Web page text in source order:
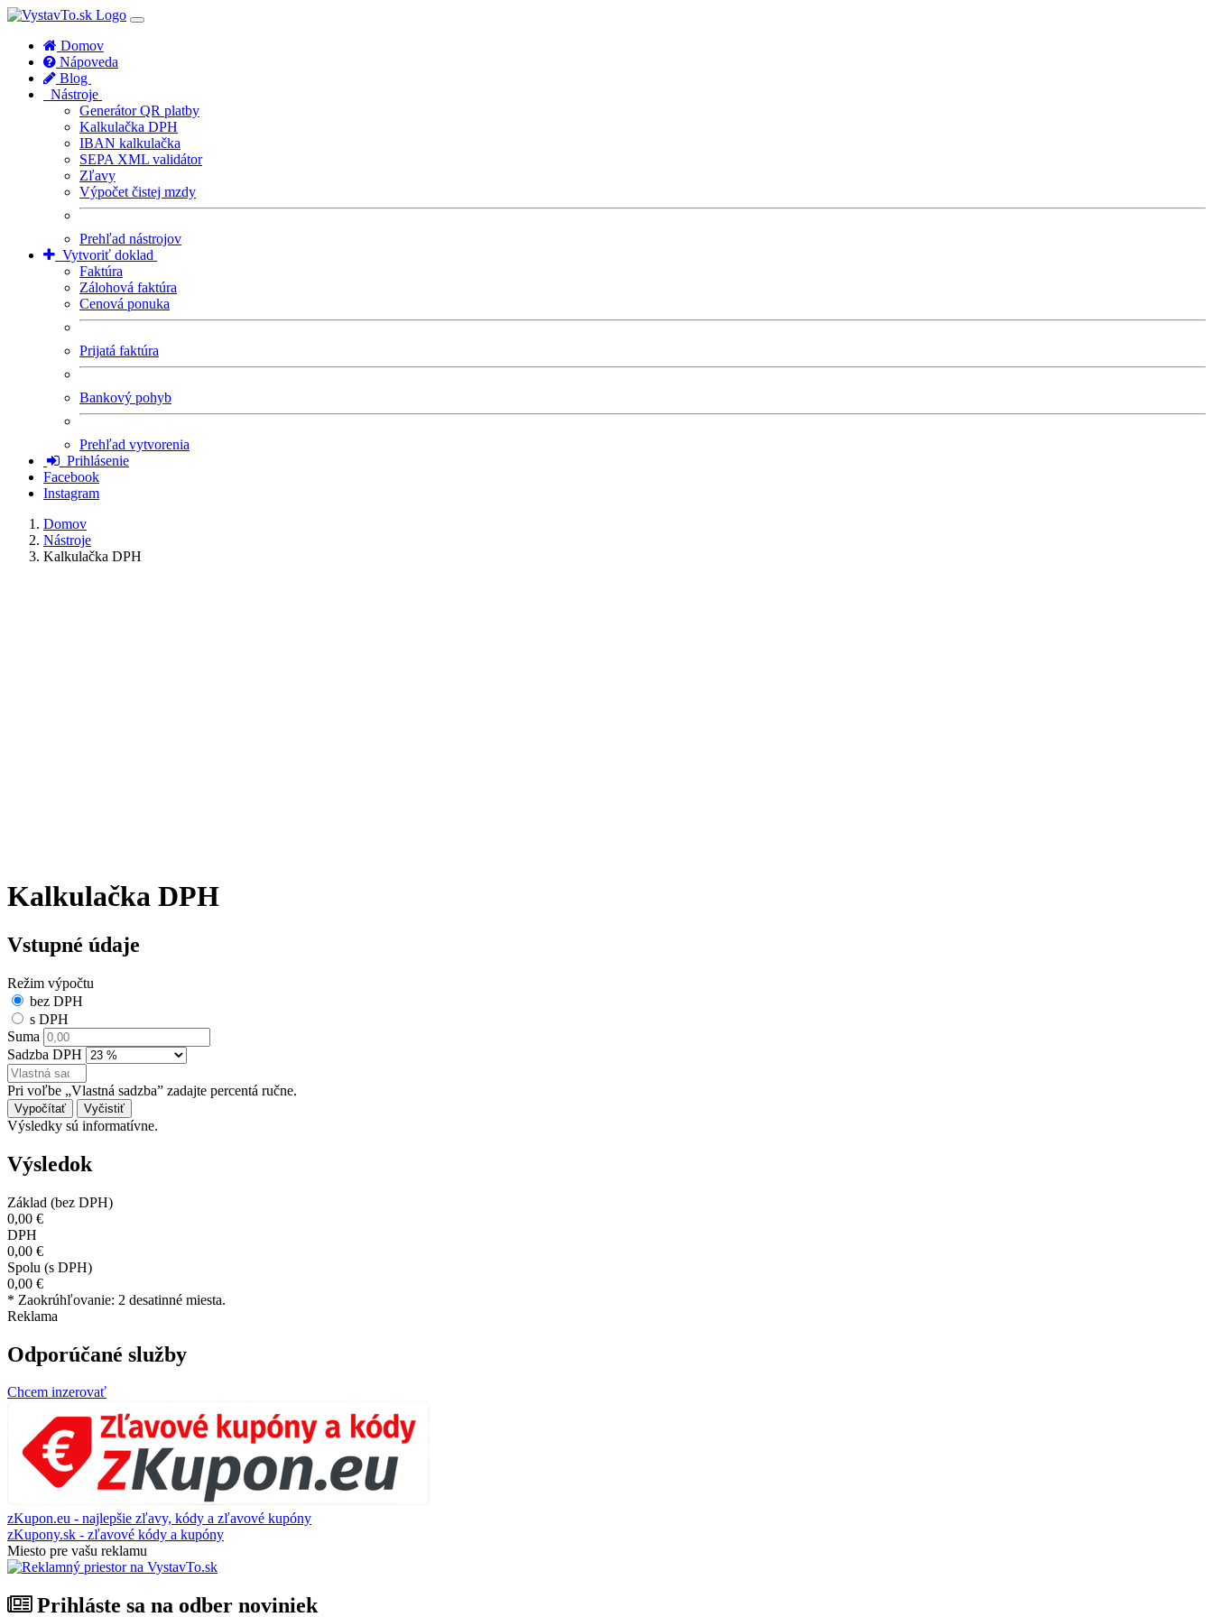
Domov
Nápoveda
Blog
Nástroje
Generátor QR platby
Kalkulačka DPH
IBAN kalkulačka
SEPA XML validátor
Zľavy
Výpočet čistej mzdy
Prehľad nástrojov
Vytvoriť doklad
Faktúra
Zálohová faktúra
Cenová ponuka
Prijatá faktúra
Bankový pohyb
Prehľad vytvorenia
Prihlásenie
Facebook
Instagram
Domov
Nástroje
Kalkulačka DPH
Kalkulačka DPH
Vstupné údaje
Režim výpočtu
bez DPH
s DPH
Suma
Sadzba DPH
Pri voľbe „Vlastná sadzba” zadajte percentá ručne.
Vypočítať Vyčistiť
Výsledky sú informatívne.
Výsledok
Základ (bez DPH)
0,00 €
DPH
0,00 €
Spolu (s DPH)
0,00 €
* Zaokrúhľovanie: 2 desatinné miesta.
Reklama
Odporúčané služby
Chcem inzerovať
zKupon.eu - najlepšie zľavy, kódy a zľavové kupóny
zKupony.sk - zľavové kódy a kupóny
Miesto pre vašu reklamu
Prihláste sa na odber noviniek